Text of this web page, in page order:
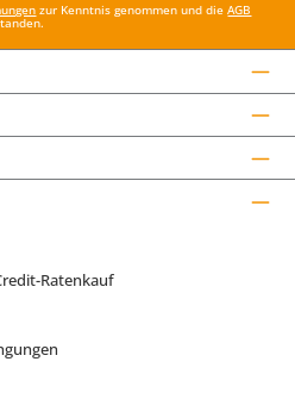
zur Kenntnis genommen und dieAGB
Ratenkauf